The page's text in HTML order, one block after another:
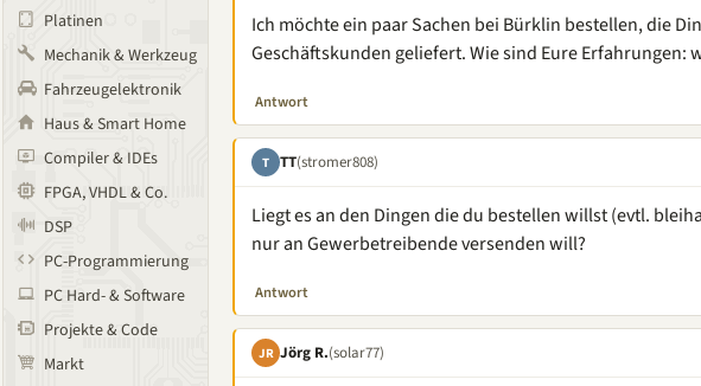
Platinen
Mechanik & Werkzeug
Fahrzeugelektronik
Haus & Smart Home
Compiler & IDEs
FPGA, VHDL & Co.
DSP
PC-Programmierung
PC Hard- & Software
Projekte & Code
Markt
Ich möchte ein paar Sachen bei Bürklin bestellen, die
Geschäftskunden geliefert. Wie sind Eure Erfahrungen:
Antwort
T TT(stromer808)
Liegt es an den Dingen die du bestellen willst (evtl.
nur an Gewerbetreibende versenden will?
Antwort
JR Jörg R.(solar77)